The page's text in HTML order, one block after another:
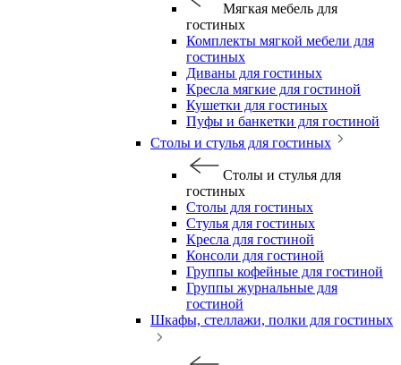
Мягкая мебель для
гостиных
Комплекты мягкой мебели для
гостиных
Диваны для гостиных
Кресла мягкие для гостиной
Кушетки для гостиных
Пуфы и банкетки для гостиной
Столы и стулья для гостиных
Столы и стулья для
гостиных
Столы для гостиных
Стулья для гостиных
Кресла для гостиной
Консоли для гостиной
Группы кофейные для гостиной
Группы журнальные для
гостиной
Шкафы, стеллажи, полки для гостиных